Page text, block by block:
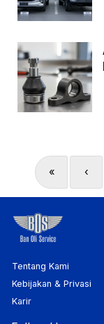
« ‹
Tentang Kami
Kebijakan & Privasi
Karir